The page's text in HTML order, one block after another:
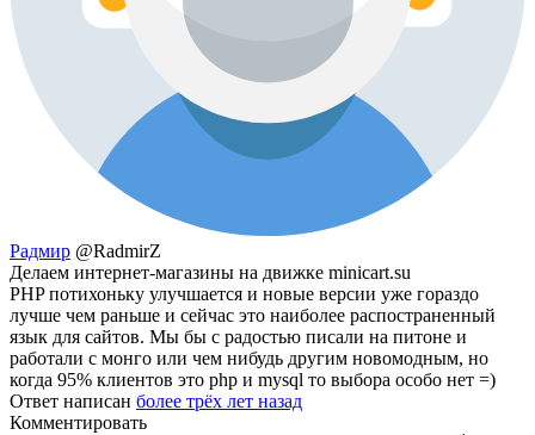
Радмир @RadmirZ
Делаем интернет-магазины на движке minicart.su
PHP потихоньку улучшается и новые версии уже гораздо
лучше чем раньше и сейчас это наиболее распостраненный
язык для сайтов. Мы бы с радостью писали на питоне и
работали с монго или чем нибудь другим новомодным, но
когда 95% клиентов это php и mysql то выбора особо нет =)
Ответ написан более трёх лет назад
Комментировать